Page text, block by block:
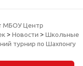
МБОУ Центр
>Новости >Школьные
турнир по Шахпонгу